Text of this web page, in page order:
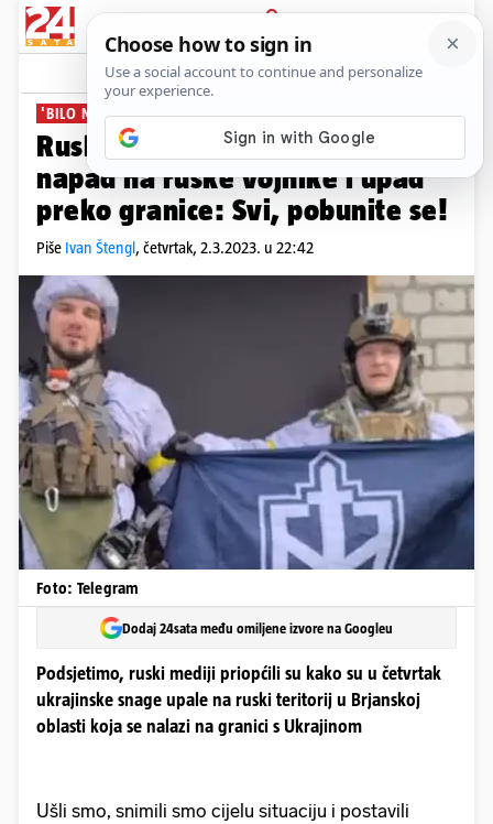
PRIJAVA
News Komentari
'BILO NAS JE 45'
Ruski saboteri odgovorni su za
napad na ruske vojnike i upad
preko granice: Svi, pobunite se!
Piše Ivan Štengl, četvrtak, 2.3.2023. u 22:42
Foto: Telegram
Dodaj 24sata među omiljene izvore na Googleu
Podsjetimo, ruski mediji priopćili su kako su u četvrtak
ukrajinske snage upale na ruski teritorij u Brjanskoj
oblasti koja se nalazi na granici s Ukrajinom
Ušli smo, snimili smo cijelu situaciju i postavili